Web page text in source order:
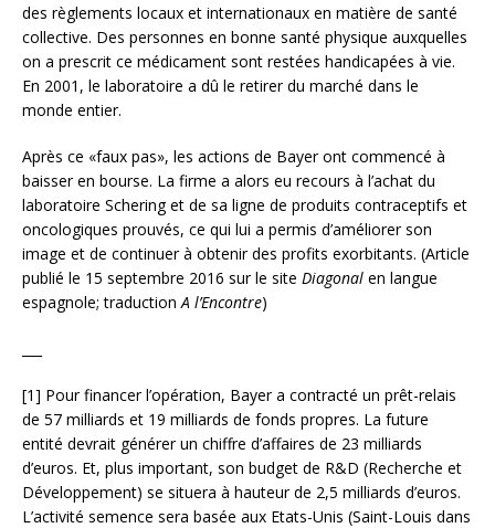
des règlements locaux et internationaux en matière de santé
collective. Des personnes en bonne santé physique auxquelles
on a prescrit ce médicament sont restées handicapées à vie.
En 2001, le laboratoire a dû le retirer du marché dans le
monde entier.
Après ce «faux pas», les actions de Bayer ont commencé à
baisser en bourse. La firme a alors eu recours à l’achat du
laboratoire Schering et de sa ligne de produits contraceptifs et
oncologiques prouvés, ce qui lui a permis d’améliorer son
image et de continuer à obtenir des profits exorbitants. (Article
publié le 15 septembre 2016 sur le site Diagonal en langue
espagnole; traduction A l’Encontre)
[1] Pour financer l’opération, Bayer a contracté un prêt-relais
de 57 milliards et 19 milliards de fonds propres. La future
entité devrait générer un chiffre d’affaires de 23 milliards
d’euros. Et, plus important, son budget de R&D (Recherche et
Développement) se situera à hauteur de 2,5 milliards d’euros.
L’activité semence sera basée aux Etats-Unis (Saint-Louis dans